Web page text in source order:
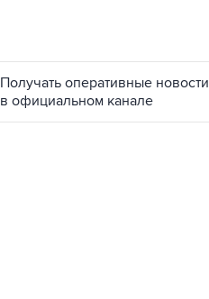
Получать оперативные новости
в официальном канале